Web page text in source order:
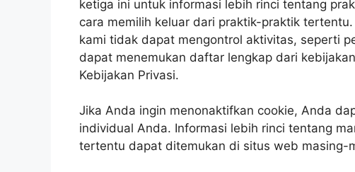
ketiga ini untuk informasi lebih rinci tentang
cara memilih keluar dari praktik-praktik
kami tidak dapat mengontrol aktivitas, seperti
dapat menemukan daftar lengkap dari
Kebijakan Privasi.
Jika Anda ingin menonaktifkan cookie, Anda
individual Anda. Informasi lebih rinci tentang
tertentu dapat ditemukan di situs web masing-